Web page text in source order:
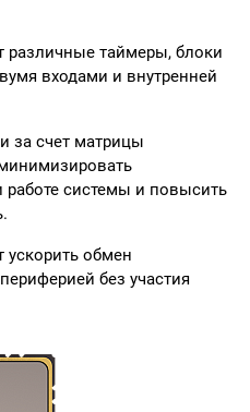
различные таймеры, блоки
входами и внутренней
за счет матрицы
системы и повысить
ускорить обмен
без участия